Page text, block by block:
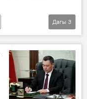
Дагы 3